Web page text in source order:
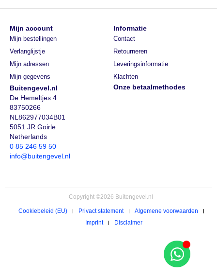
Buitengevel.nl
De Hemeltjes 4
83750266
NL862977034B01
5051 JR Goirle
Netherlands
0 85 246 59 50
info@buitengevel.nl
Onze betaalmethodes
Mijn account
Mijn bestellingen
Verlanglijstje
Mijn adressen
Mijn gegevens
Informatie
Contact
Retourneren
Leveringsinformatie
Klachten
Copyright ©2026 Buitengevel.nl
Cookiebeleid (EU) Privact statement
Algemene voorwaarden
Imprint
Disclaimer